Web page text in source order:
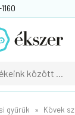
gyűrűk
Kövek